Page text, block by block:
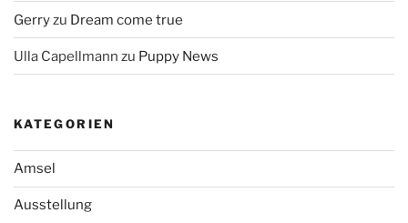
Gerryzu Dream come true
Ulla Capellmann zu Puppy News
KATEGORIEN
Amsel
Ausstellung